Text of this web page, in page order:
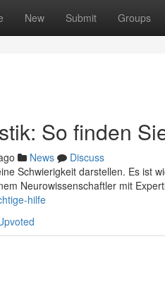
New Submit Groups
So finden
News
Discuss
Schwierigkeit darstellen. Es ist
Neurowissenschaftler mit
hilfe